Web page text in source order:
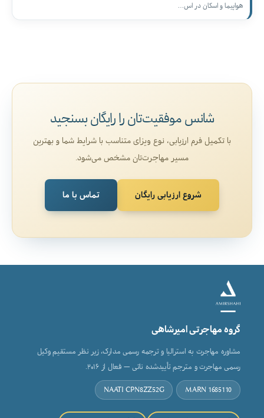
هواپیما و اسکان در اس…
شانس موفقیت‌تان را رایگان بسنجید
با تکمیل فرم ارزیابی، نوع ویزای متناسب با شرایط شما و بهترین
مسیر مهاجرت‌تان مشخص می‌شود.
شروع ارزیابی رایگان تماس با ما
گروه مهاجرتی امیرشاهی
مشاوره مهاجرت به استرالیا و ترجمه رسمی مدارک، زیر نظر مستقیم وکیل
رسمی مهاجرت و مترجم تأییدشده ناتی — فعال از ۲۰۱۶.
MARN 1685110
NAATI CPN8ZZ52G